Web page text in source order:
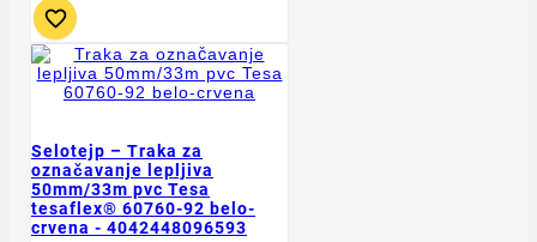

Selotejp – Traka za
označavanje lepljiva
50mm/33m pvc Tesa
tesaflex® 60760-92 belo-
crvena - 4042448096593